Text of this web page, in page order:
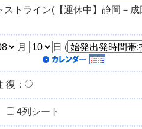
ストライン(【運休中】静岡－
月 日 (
復 ：
4列シート